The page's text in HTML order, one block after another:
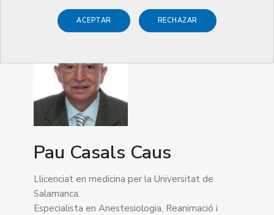
ACEPTAR RECHAZAR
Pau Casals Caus
Llicenciat en medicina per la Universitat de
Salamanca.
Especialista en Anestesiologia, Reanimació i